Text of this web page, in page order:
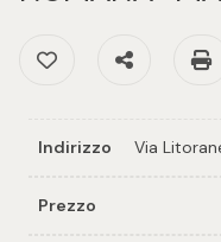
Preferiti: Cod.Condividi
Indirizzo Via
Prezzo
immobile
Valuta e
Provincia
Comune